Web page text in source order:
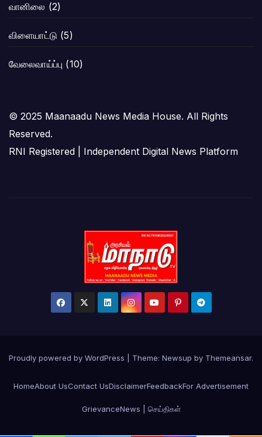
வானிலை (2)
விளையாட்டு (5)
வேலைவாய்ப்பு (10)
© 2025 Maanaadu News Media House. All Rights
Reserved.
RNI Registered | Independent Digital News Platform
Proudly powered by WordPress Theme: Newsup by Themeansar.
HomeAbout UsContact UsDisclaimerFeedbackFor Advertisement
GrievanceNews | செய்திகள்